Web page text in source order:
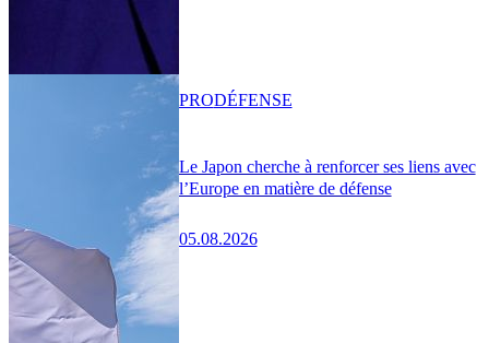
Le Japon cherche à renforcer ses liens avec
l’Europe en matière de défense
05.08.2026
PRODÉFENSE